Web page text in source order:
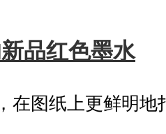
品红色墨水
在图纸上更鲜明地